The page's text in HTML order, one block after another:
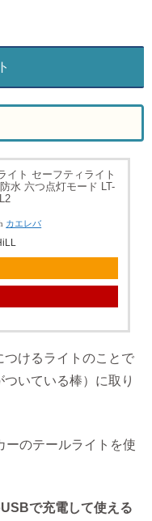
イト セーフティライト
水 六つ点灯モード LT-
カエレバ
けるライトのことで
いている棒）に取り
ーのテールライトを使
で充電して使える